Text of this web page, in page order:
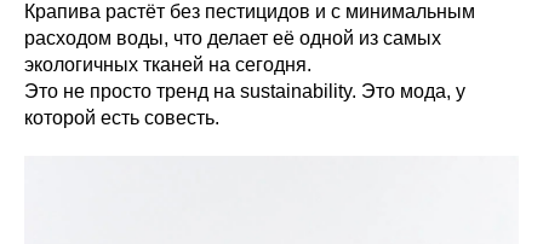
Крапива растёт без пестицидов и с минимальным
расходом воды, что делает её одной из самых
экологичных тканей на сегодня.
Это не просто тренд на sustainability. Это мода, у
которой есть совесть.